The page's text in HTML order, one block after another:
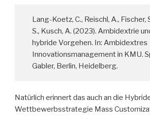
Lang-Koetz, C., Reischl, A., Fischer,
S., Kusch, A. (2023). Ambidextrie
hybride Vorgehen. In: Ambidextres
Innovationsmanagement in KMU.
Gabler, Berlin, Heidelberg.
Natürlich erinnert das auch an die
Wettbewerbsstrategie Mass